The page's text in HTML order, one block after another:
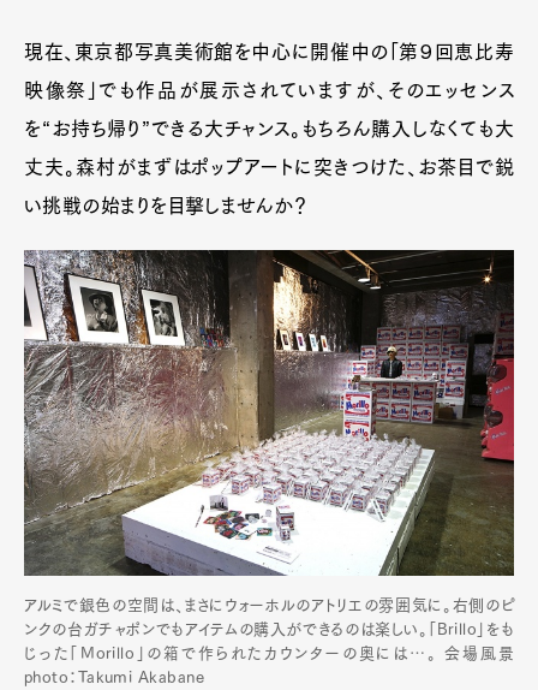
現在、東京都写真美術館を中心に開催中の「第９回恵比寿
映像祭」でも作品が展示されていますが、そのエッセンス
を“お持ち帰り”できる大チャンス。もちろん購入しなくても大
丈夫。森村がまずはポップアートに突きつけた、お茶目で鋭
い挑戦の始まりを目撃しませんか？
アルミで銀色の空間は、まさにウォーホルのアトリエの雰囲気に。右側のピ
ンクの台ガチャポンでもアイテムの購入ができるのは楽しい。「Brillo」をも
じった「Morillo」の箱で作られたカウンターの奥には…。 会場風景
photo：Takumi Akabane